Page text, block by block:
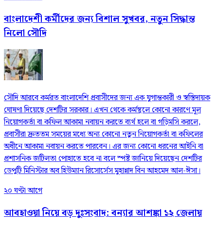
বাংলাদেশী কর্মীদের জন্য বিশাল সুখবর, নতুন সিদ্ধান্ত
নিলো সৌদি
সৌদি আরবে কর্মরত বাংলাদেশি প্রবাসীদের জন্য এক যুগান্তকারী ও স্বস্তিদায়ক
ঘোষণা দিয়েছে দেশটির সরকার। এখন থেকে কর্মস্থলে কোনো কারণে মূল
নিয়োগকর্তা বা কফিল আকামা নবায়ন করতে ব্যর্থ হলে বা গড়িমসি করলে,
প্রবাসীরা দ্রুততম সময়ের মধ্যে অন্য কোনো নতুন নিয়োগকর্তা বা কফিলের
অধীনে আকামা নবায়ন করতে পারবেন। এর জন্য কোনো ধরনের আইনি বা
প্রশাসনিক জটিলতা পোহাতে হবে না বলে স্পষ্ট জানিয়ে দিয়েছেন দেশটির
ডেপুটি মিনিস্টার অব হিউম্যান রিসোর্সেস মুহান্নাদ বিন আহমেদ আল-ঈসা।
২০ ঘণ্টা আগে
আবহাওয়া নিয়ে বড় দুঃসংবাদ: বন্যার আশঙ্কা ১২ জেলায়